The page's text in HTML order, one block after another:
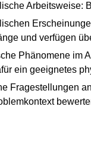
Arbeitsweise:
und verfügen
Phänomene im
ein geeignetes
Fragestellungen